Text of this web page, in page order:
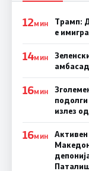
12МИН
Трамп:
е
14МИН
16МИН
излез
16МИН